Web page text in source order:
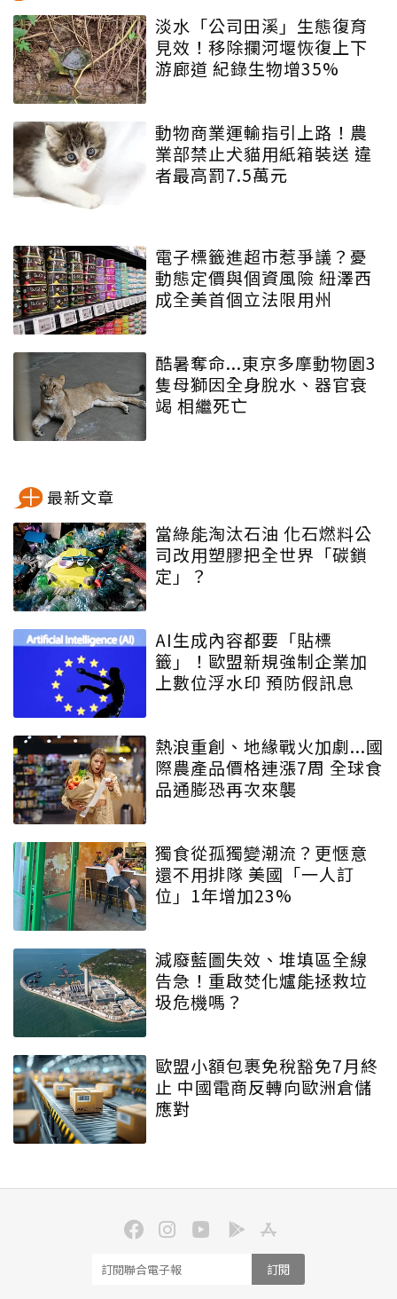
淡水「公司田溪」生態復育
見效！移除攔河堰恢復上下
游廊道 紀錄生物增35%
動物商業運輸指引上路！農
業部禁止犬貓用紙箱裝送 違
者最高罰7.5萬元
電子標籤進超市惹爭議？憂
動態定價與個資風險 紐澤西
成全美首個立法限用州
酷暑奪命...東京多摩動物園3
隻母獅因全身脫水、器官衰
竭 相繼死亡
最新文章
當綠能淘汰石油 化石燃料公
司改用塑膠把全世界「碳鎖
定」？
AI生成內容都要「貼標
籤」！歐盟新規強制企業加
上數位浮水印 預防假訊息
熱浪重創、地緣戰火加劇...國
際農產品價格連漲7周 全球食
品通膨恐再次來襲
獨食從孤獨變潮流？更愜意
還不用排隊 美國「一人訂
位」1年增加23%
減廢藍圖失效、堆填區全線
告急！重啟焚化爐能拯救垃
圾危機嗎？
歐盟小額包裹免稅豁免7月終
止 中國電商反轉向歐洲倉儲
應對
訂閱